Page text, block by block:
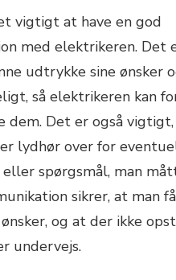
vigtigt at have en god
med elektrikeren. Det
udtrykke sine ønsker
så elektrikeren kan
dem. Det er også
lydhør over for
spørgsmål, man
sikrer, at man
og at der ikke
undervejs.